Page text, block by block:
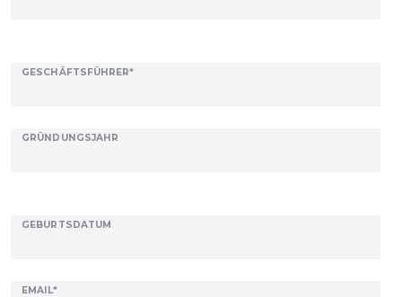
GESCHÄFTSFÜHRER*
GRÜNDUNGSJAHR
GEBURTSDATUM
EMAIL*